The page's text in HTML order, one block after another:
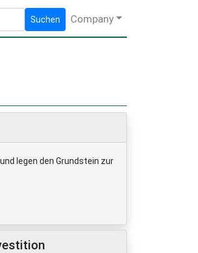
Suchen Company
legen den Grundstein zur